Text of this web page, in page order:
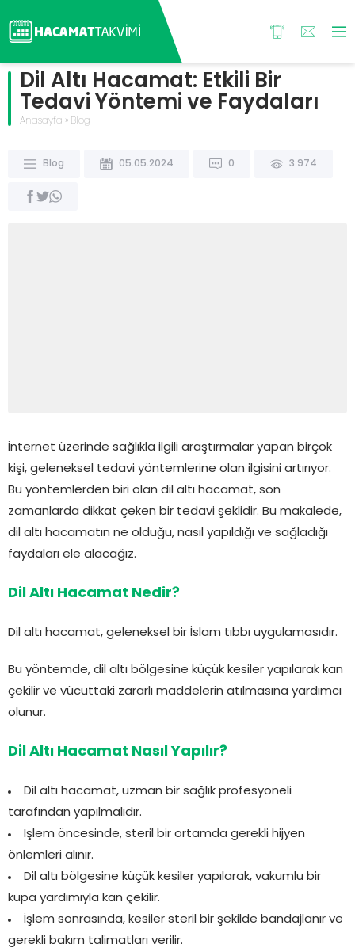
Dil Altı Hacamat: Etkili Bir
Tedavi Yöntemi ve Faydaları
Anasayfa » Blog
Blog 05.05.2024 0 3.974
İnternet üzerinde sağlıkla ilgili araştırmalar yapan birçok
kişi, geleneksel tedavi yöntemlerine olan ilgisini artırıyor.
Bu yöntemlerden biri olan dil altı hacamat, son
zamanlarda dikkat çeken bir tedavi şeklidir. Bu makalede,
dil altı hacamatın ne olduğu, nasıl yapıldığı ve sağladığı
faydaları ele alacağız.
Dil Altı Hacamat Nedir?
Dil altı hacamat, geleneksel bir İslam tıbbı uygulamasıdır.
Bu yöntemde, dil altı bölgesine küçük kesiler yapılarak kan
çekilir ve vücuttaki zararlı maddelerin atılmasına yardımcı
olunur.
Dil Altı Hacamat Nasıl Yapılır?
Dil altı hacamat, uzman bir sağlık profesyoneli
tarafından yapılmalıdır.
İşlem öncesinde, steril bir ortamda gerekli hijyen
önlemleri alınır.
Dil altı bölgesine küçük kesiler yapılarak, vakumlu bir
kupa yardımıyla kan çekilir.
İşlem sonrasında, kesiler steril bir şekilde bandajlanır ve
gerekli bakım talimatları verilir.